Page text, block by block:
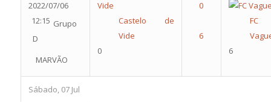
2022/07/06
12:15 Grupo
D
MARVÃO
Castelo de
Vide
0
FC
6
Sábado, 07 Jul